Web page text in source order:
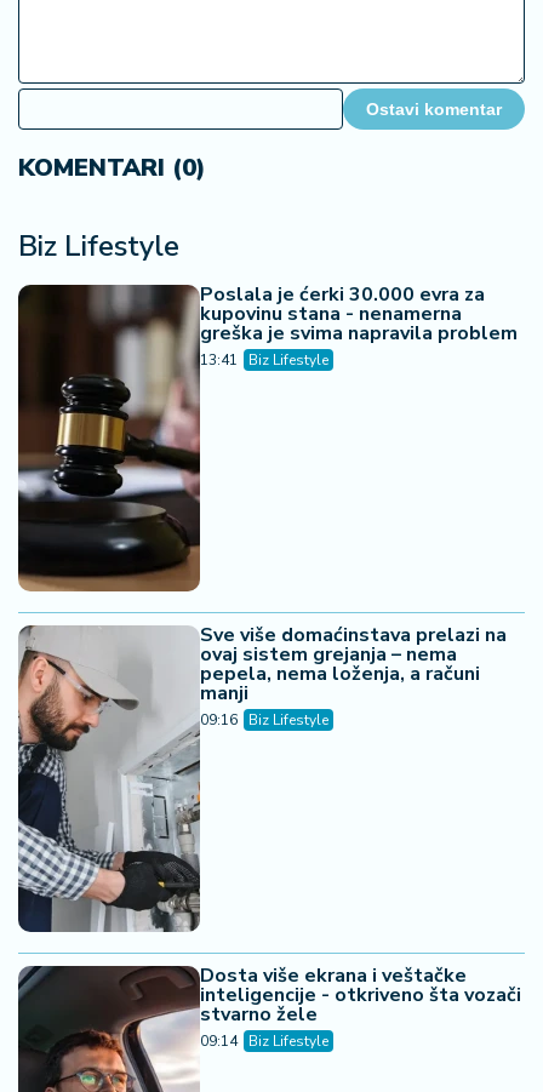
Ostavi komentar
KOMENTARI (0)
Biz Lifestyle
Poslala je ćerki 30.000 evra za
kupovinu stana - nenamerna
greška je svima napravila problem
13:41 Biz Lifestyle
Sve više domaćinstava prelazi na
ovaj sistem grejanja – nema
pepela, nema loženja, a računi
manji
09:16 Biz Lifestyle
Dosta više ekrana i veštačke
inteligencije - otkriveno šta vozači
stvarno žele
09:14 Biz Lifestyle